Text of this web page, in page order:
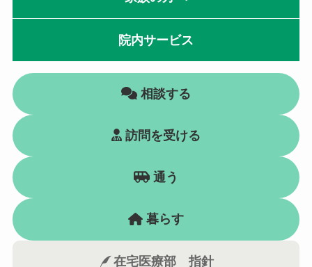
院内サービス
相談する
訪問を受ける
通う
暮らす
在宅医療部 指針